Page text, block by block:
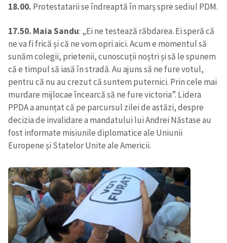
18.00. Protestatarii se îndreaptă în marș spre sediul PDM.
17.50. Maia Sandu: „Ei ne testează răbdarea. Ei speră că
ne va fi frică și că ne vom opri aici. Acum e momentul să
sunăm colegii, prietenii, cunoscuții noștri și să le spunem
că e timpul să iasă în stradă. Au ajuns să ne fure votul,
pentru că nu au crezut că suntem puternici. Prin cele mai
murdare mijlocae încearcă să ne fure victoria”. Lidera
PPDA a anunțat că pe parcursul zilei de astăzi, despre
decizia de invalidare a mandatului lui Andrei Năstase au
fost informate misiunile diplomatice ale Uniunii
Europene și Statelor Unite ale Americii.